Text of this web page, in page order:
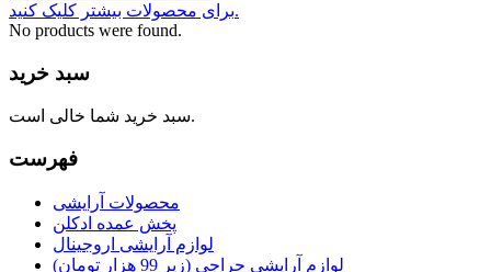
برای محصولات بیشتر کلیک کنید.
No products were found.
سبد خرید
سبد خرید شما خالی است.
فهرست
محصولات آرایشی
پخش عمده ادکلن
لوازم آرایشی اروجینال
لوازم آرایشی حراجی (زیر 99 هزار تومان)